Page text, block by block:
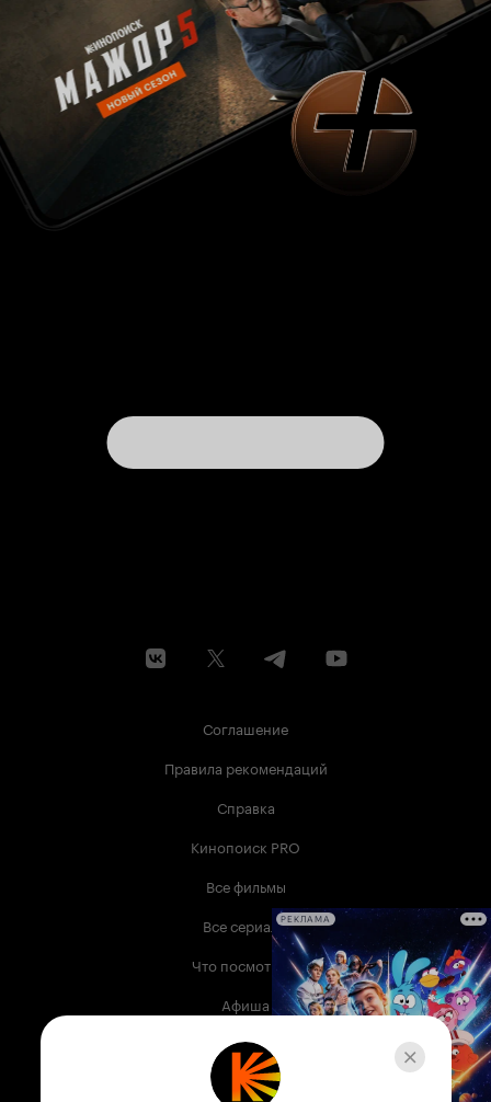
Соглашение
Правила рекомендаций
Справка
Кинопоиск PRO
Все фильмы
Все сериалы
Что посмотреть
Афиша
Музыка
Телепрограмма
РЕКЛАМА